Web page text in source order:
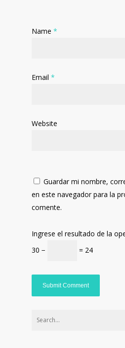
Name *
Email *
Website
Guardar mi nombre,
en este navegador para la
comente.
Ingrese el resultado de la
30 −
= 24